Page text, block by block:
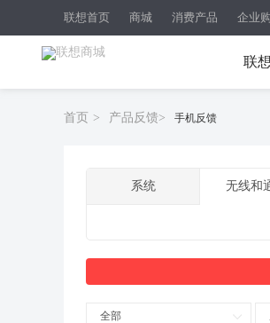
联想首页 商城 消费产品 企业购
联
首页 > 产品反馈> 手机反馈
系统 无线和
全部